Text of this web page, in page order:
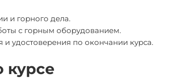
и горного дела.
с горным оборудованием.
и удостоверения по окончании курса.